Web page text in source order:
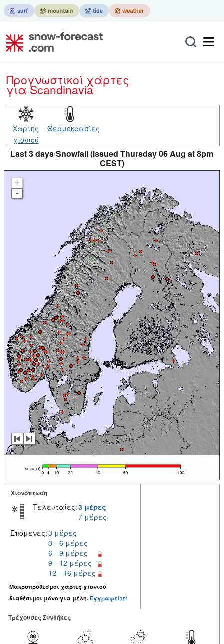
Προγνωστικοί χάρτες
για Scandinavia
Χάρτης
χιονιού
Θερμοκρασίες
Last 3 days Snowfall (issued Thursday 06 Aug at 8pm
CEST)
+
-
Χιονόπτωση
Τελευταίες:3 μέρες
7 μέρες
Επόμενες:3 μέρες
3 – 6 μέρες
6 – 9 μέρες
9 – 12 μέρες
12 – 16 μέρες
Μακροπρόθεσμοι χάρτες χιονιού
διαθέσιμοι μόνο για μέλη. Εγγραφείτε!
Tρέχουσες Συνθήκες